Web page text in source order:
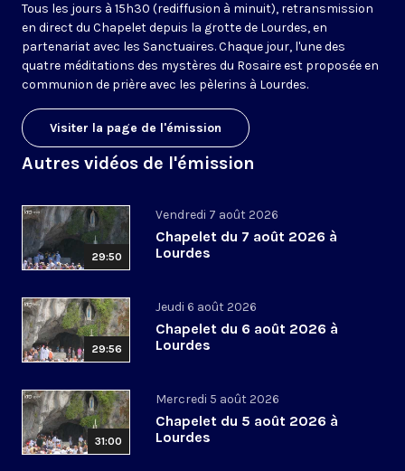
Tous les jours à 15h30 (rediffusion à minuit), retransmission
en direct du Chapelet depuis la grotte de Lourdes, en
partenariat avec les Sanctuaires. Chaque jour, l'une des
quatre méditations des mystères du Rosaire est proposée en
communion de prière avec les pèlerins à Lourdes.
Visiter la page de l'émission
Autres vidéos de l'émission
29:50
Vendredi 7 août 2026
Chapelet du 7 août 2026 à
Lourdes
29:56
Jeudi 6 août 2026
Chapelet du 6 août 2026 à
Lourdes
31:00
Mercredi 5 août 2026
Chapelet du 5 août 2026 à
Lourdes